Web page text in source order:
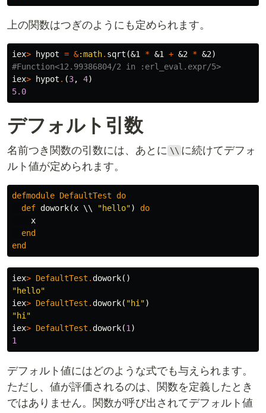
上の関数はつぎのようにも定められます。
iex> hypot = &:math. sqrt (&1 * &1 + &2 * &2)
#Function<12.99386804/2 in :erl_eval.expr/5>
iex> hypot . (3, 4)
5.0
デフォルト引数
名前つき関数の引数には、あとに \\ に続けてデフォ
ルト値が定められます。
defmodule DefaultTest
do
def dowork(x \\ "hello")
do
x
end
end
iex> DefaultTest .dowork()
"hello"
iex> DefaultTest .dowork( "hi")
"hi"
iex> DefaultTest .dowork(1 )
1
デフォルト値にはどのような式でも与えられます。
ただし、値が評価されるのは、関数を定義したとき
ではありません。関数が呼び出されてデフォルト値